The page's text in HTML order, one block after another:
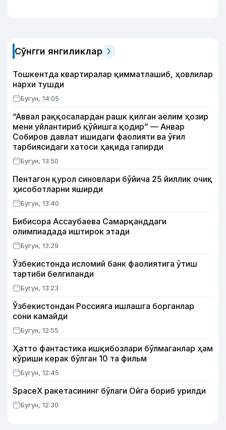
Сўнгги янгиликлар
Тошкентда квартиралар қимматлашиб, ҳовлилар
нархи тушди
Бугун, 14:05
“Аввал раққосалардан рашк қилган аёлим ҳозир
мени уйлантириб қўйишга қодир” — Анвар
Собиров давлат ишидаги фаолияти ва ўғил
тарбиясидаги хатоси ҳақида гапирди
Бугун, 13:50
Пентагон қурол синовлари бўйича 25 йиллик очиқ
ҳисоботларни яширди
Бугун, 13:40
Бибисора Ассаубаева Самарқанддаги
олимпиадада иштирок этади
Бугун, 13:29
Ўзбекистонда исломий банк фаолиятига ўтиш
тартиби белгиланди
Бугун, 13:23
Ўзбекистондан Россияга ишлашга борганлар
сони камайди
Бугун, 12:55
Ҳатто фантастика ишқибозлари бўлмаганлар ҳам
кўриши керак бўлган 10 та фильм
Бугун, 12:45
SpaceX ракетасининг бўлаги Ойга бориб урилди
Бугун, 12:30